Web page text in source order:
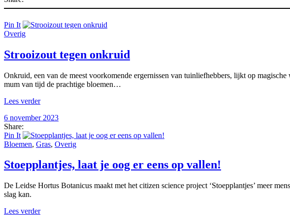
Pin It
Overig
Strooizout tegen onkruid
Onkruid, een van de meest voorkomende ergernissen van tuinliefhebbers, lijkt op
mum van tijd de prachtige bloemen…
Lees verder
6 november 2023
Share:
Pin It
Bloemen, Gras, Overig
Stoepplantjes, laat je oog er eens op vallen!
De Leidse Hortus Botanicus maakt met het citizen science project ‘Stoepplantjes’ meer
slag kan.
Lees verder